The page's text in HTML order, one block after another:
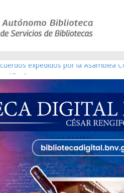
expedidos por la Asamblea
gráfico]
gráfico]
de Venezuela año CXXXIII
de Modesta Bor